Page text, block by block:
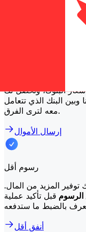
لماذا التحويل مع Xe بدلاً من البنوك
البنوك، ونحصل لك
وبين البنك الذي تتعامل
معه لترى الفرق.
إرسال الأموال
رسوم أقل
المزيد من المال.
الرسوم قبل تأكيد عملية
أنفق أقل